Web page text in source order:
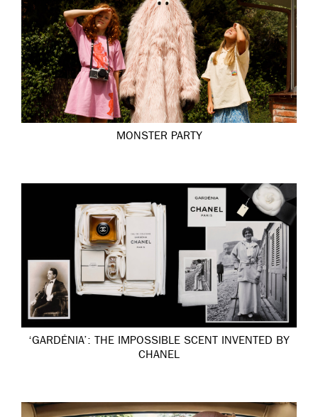
MONSTER PARTY
‘GARDÉNIA’: THE IMPOSSIBLE SCENT INVENTED BY
CHANEL